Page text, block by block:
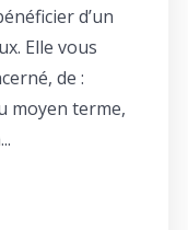
d’un
Elle vous
de :
moyen terme,